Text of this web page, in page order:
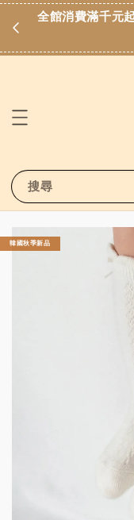
全館消費滿千元
搜尋
韓國秋季新品